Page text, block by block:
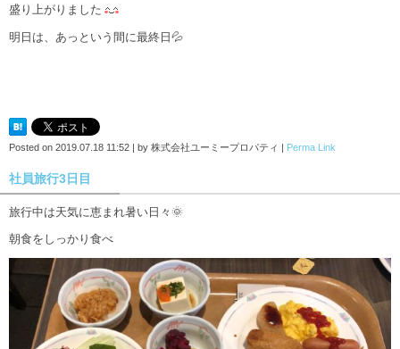
盛り上がりました
明日は、あっという間に最終日💦
Posted on 2019.07.18 11:52 | by 株式会社ユーミープロパティ | Perma Link
社員旅行3日目
旅行中は天気に恵まれ暑い日々🌞
朝食をしっかり食べ